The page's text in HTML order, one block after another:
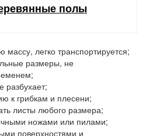
полы
массу, легко транспортируется;
размеры, не
разбухает;
к грибкам и плесени;
листы любого размера;
ножами или пилами;
поверхностями и